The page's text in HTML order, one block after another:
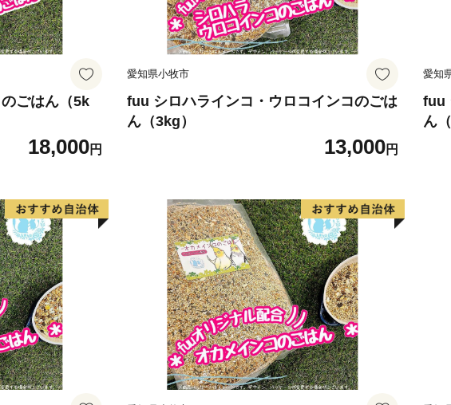
ごはん（5k
18,000円
愛知県小牧市
fuu シロハラインコ・ウロコインコのごは
ん（3kg）
13,000円
愛知
fuu
ん